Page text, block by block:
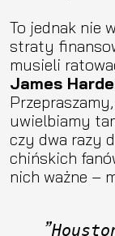
To jednak nie
straty
musieli
James
uwielbiamy
czy dwa razy
chińskich
nich ważne –